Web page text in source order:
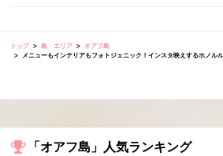
トップ 島・エリア
オアフ島
メニューもインテリアもフォトジェニック！インスタ映えするホノル
「オアフ島」人気ランキング